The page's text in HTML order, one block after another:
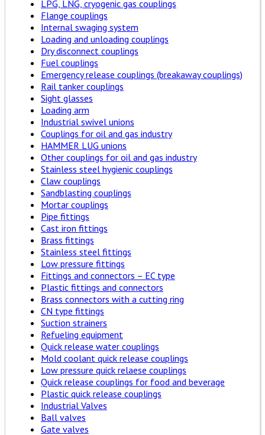
LPG, LNG, cryogenic gas couplings
Flange couplings
Internal swaging system
Loading and unloading couplings
Dry disconnect couplings
Fuel couplings
Emergency release couplings (breakaway couplings)
Rail tanker couplings
Sight glasses
Loading arm
Industrial swivel unions
Couplings for oil and gas industry
HAMMER LUG unions
Other couplings for oil and gas industry
Stainless steel hygienic couplings
Claw couplings
Sandblasting couplings
Mortar couplings
Pipe fittings
Cast iron fittings
Brass fittings
Stainless steel fittings
Low pressure fittings
Fittings and connectors – EC type
Plastic fittings and connectors
Brass connectors with a cutting ring
CN type fittings
Suction strainers
Refueling equipment
Quick release water couplings
Mold coolant quick release couplings
Low pressure quick relaese couplings
Quick release couplings for food and beverage
Plastic quick release couplings
Industrial Valves
Ball valves
Gate valves